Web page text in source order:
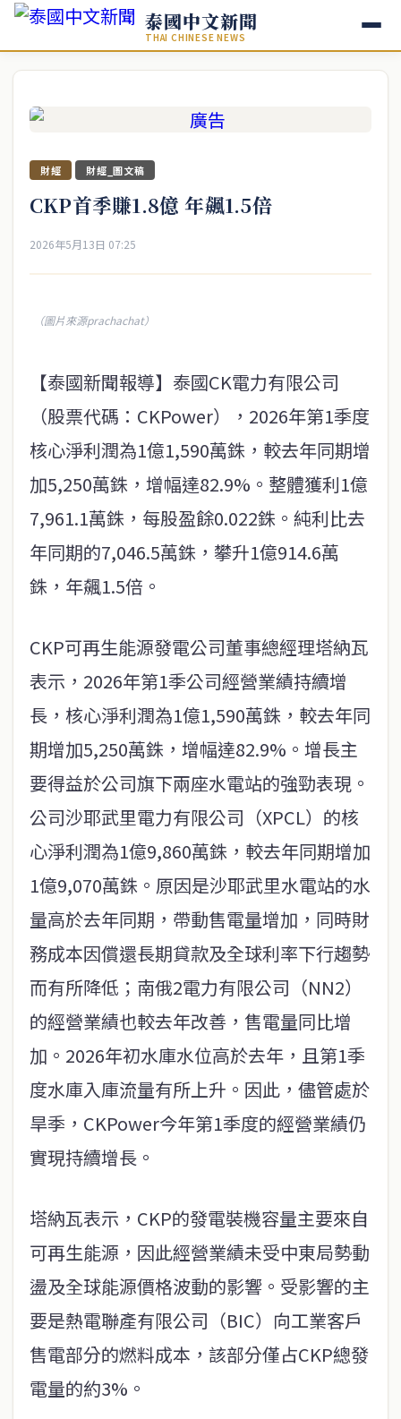
泰國中文新聞
THAI CHINESE NEWS
財經 財經_圖文稿
CKP首季賺1.8億 年飆1.5倍
2026年5月13日 07:25
（圖片來源prachachat）
【泰國新聞報導】泰國CK電力有限公司
（股票代碼：CKPower），2026年第1季度
核心淨利潤為1億1,590萬銖，較去年同期增
加5,250萬銖，增幅達82.9%。整體獲利1億
7,961.1萬銖，每股盈餘0.022銖。純利比去
年同期的7,046.5萬銖，攀升1億914.6萬
銖，年飆1.5倍。
CKP可再生能源發電公司董事總經理塔納瓦
表示，2026年第1季公司經營業績持續增
長，核心淨利潤為1億1,590萬銖，較去年同
期增加5,250萬銖，增幅達82.9%。增長主
要得益於公司旗下兩座水電站的強勁表現。
公司沙耶武里電力有限公司（XPCL）的核
心淨利潤為1億9,860萬銖，較去年同期增加
1億9,070萬銖。原因是沙耶武里水電站的水
量高於去年同期，帶動售電量增加，同時財
務成本因償還長期貸款及全球利率下行趨勢
而有所降低；南俄2電力有限公司（NN2）
的經營業績也較去年改善，售電量同比增
加。2026年初水庫水位高於去年，且第1季
度水庫入庫流量有所上升。因此，儘管處於
旱季，CKPower今年第1季度的經營業績仍
實現持續增長。
塔納瓦表示，CKP的發電裝機容量主要來自
可再生能源，因此經營業績未受中東局勢動
盪及全球能源價格波動的影響。受影響的主
要是熱電聯產有限公司（BIC）向工業客戶
售電部分的燃料成本，該部分僅占CKP總發
電量的約3%。